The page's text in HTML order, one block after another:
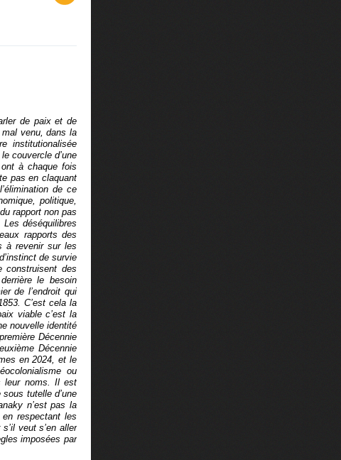
de paix et de
venu, dans la
institutionalisée
couvercle d’une
à chaque fois
pas en claquant
de ce
politique,
rapport non pas
déséquilibres
rapports des
à revenir sur les
de survie
construisent des
le besoin
de l’endroit qui
C’est cela la
viable c’est la
nouvelle identité
Décennie
Décennie
en 2024, et le
ou
leur noms. Il est
tutelle d’une
n’est pas la
respectant les
veut s’en aller
imposées par